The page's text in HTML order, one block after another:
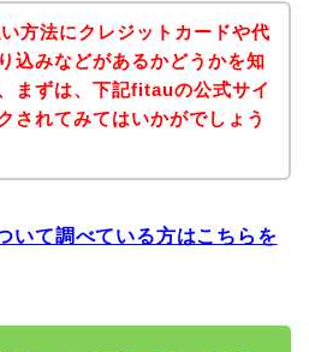
方法にクレジットカードや代
込みなどがあるかどうかを知
まずは、下記fitauの公式サイ
されてみてはいかがでしょう
いて調べている方はこちらを